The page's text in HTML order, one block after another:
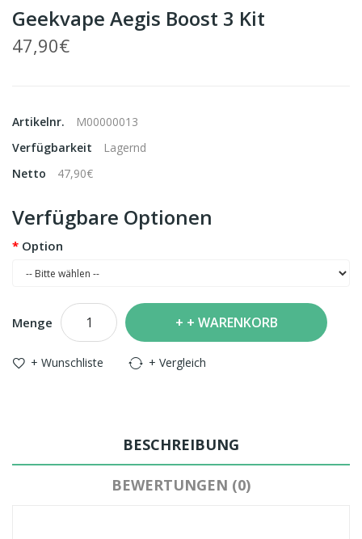
Geekvape Aegis Boost 3 Kit
47,90€
Artikelnr.
M00000013
Verfügbarkeit
Lagernd
Netto
47,90€
Verfügbare Optionen
Option
Menge + WARENKORB
+ Wunschliste + Vergleich
BESCHREIBUNG
BEWERTUNGEN (0)